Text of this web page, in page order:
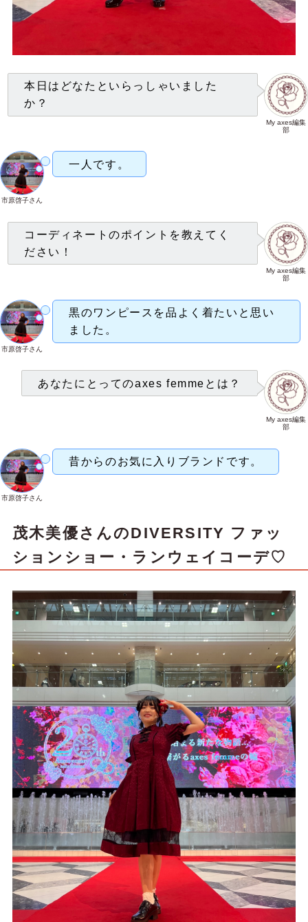
My axes編集
部
本日はどなたといらっしゃいました
か？
市原啓子さん
一人です。
My axes編集
部
コーディネートのポイントを教えてく
ださい！
市原啓子さん
黒のワンピースを品よく着たいと思い
ました。
My axes編集
部
あなたにとってのaxes femmeとは？
市原啓子さん
昔からのお気に入りブランドです。
茂木美優さんのDIVERSITY ファッ
ションショー・ランウェイコーデ♡